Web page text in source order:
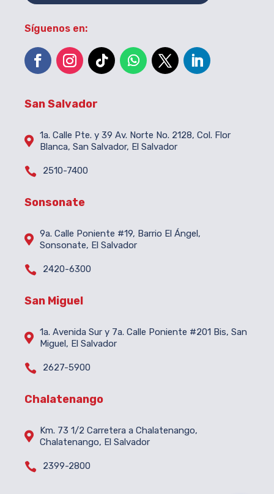
Síguenos en:
San Salvador
 1a. Calle Pte. y 39 Av. Norte No. 2128, Col. Flor
Blanca, San Salvador, El Salvador
 2510-7400
Sonsonate
 9a. Calle Poniente #19, Barrio El Ángel,
Sonsonate, El Salvador
 2420-6300
San Miguel
 1a. Avenida Sur y 7a. Calle Poniente #201 Bis, San
Miguel, El Salvador
 2627-5900
Chalatenango

Km. 73 1/2 Carretera a Chalatenango,
Chalatenango, El Salvador
 2399-2800